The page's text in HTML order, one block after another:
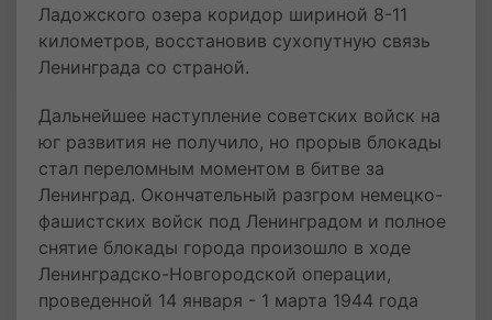
Ладожского озера коридор шириной 8-11
километров, восстановив сухопутную связь
Ленинграда со страной.
Дальнейшее наступление советских войск на
юг развития не получило, но прорыв блокады
стал переломным моментом в битве за
Ленинград. Окончательный разгром немецко-
фашистских войск под Ленинградом и полное
снятие блокады города произошло в ходе
Ленинградско-Новгородской операции,
проведенной 14 января - 1 марта 1944 года